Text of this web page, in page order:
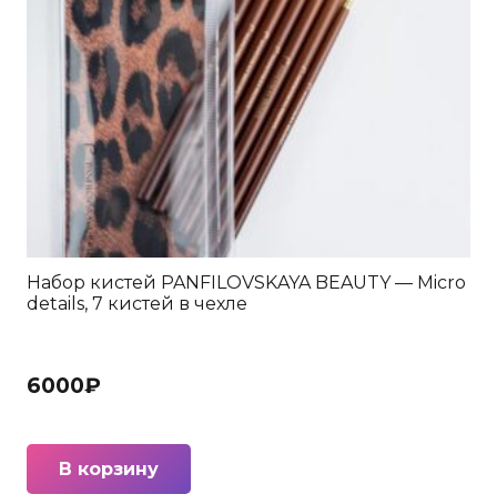
Набор кистей PANFILOVSKAYA BEAUTY — Micro
details, 7 кистей в чехле
6000₽
В корзину